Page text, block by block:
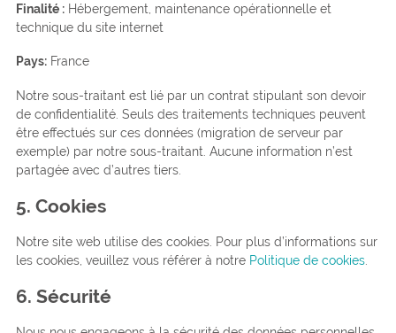
Finalité :Hébergement, maintenance opérationnelle et
technique du site internet
Pays:France
Notre sous-traitant est lié par un contrat stipulant son devoir
de confidentialité. Seuls des traitements techniques peuvent
être effectués sur ces données (migration de serveur par
exemple) par notre sous-traitant. Aucune information n’est
partagée avec d’autres tiers.
5. Cookies
Notre site web utilise des cookies. Pour plus d’informations sur
les cookies, veuillez vous référer à notre Politique de cookies.
6. Sécurité